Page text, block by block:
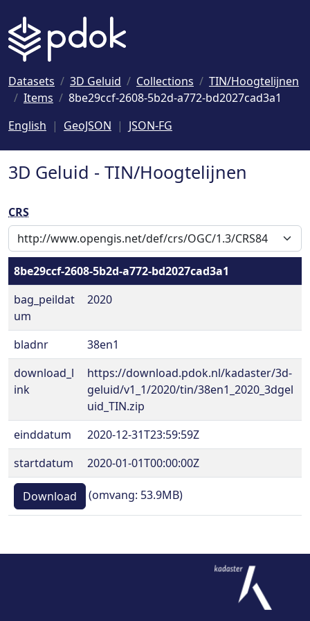
Datasets 3D Geluid Collections
TIN/Hoogtelijnen
Items
8be29ccf-2608-5b2d-a772-bd2027cad3a1
English
GeoJSON JSON-FG
3D Geluid - TIN/Hoogtelijnen
CRS
8be29ccf-2608-5b2d-a772-bd2027cad3a1
bag_peildat
um
2020
bladnr
38en1
download_l
ink
https://download.pdok.nl/kadaster/3d-
geluid/v1_1/2020/tin/38en1_2020_3dgel
uid_TIN.zip
einddatum
2020-12-31T23:59:59Z
startdatum
2020-01-01T00:00:00Z
Download (omvang: 53.9MB)